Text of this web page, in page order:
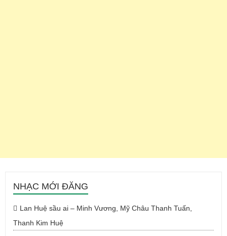
NHẠC MỚI ĐĂNG
Lan Huệ sầu ai – Minh Vương, Mỹ Châu Thanh Tuấn,
Thanh Kim Huệ